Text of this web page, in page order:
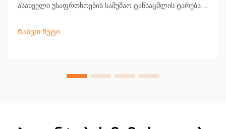
ასახველი უსაფრთხოების სამუშაო ტანსაცმლის ტარებას
შესახებ იხილეთ აქ.
Ნახეთ მეტი